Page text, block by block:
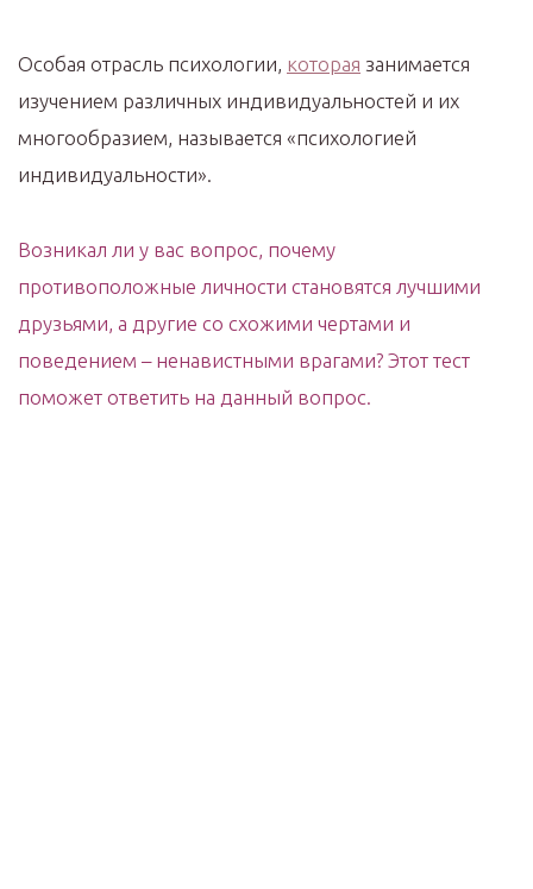
Особая отрасль психологии, которая занимается
изучением различных индивидуальностей и их
многообразием, называется «психологией
индивидуальности».
Возникал ли у вас вопрос, почему
противоположные личности становятся лучшими
друзьями, а другие со схожими чертами и
поведением – ненавистными врагами? Этот тест
поможет ответить на данный вопрос.